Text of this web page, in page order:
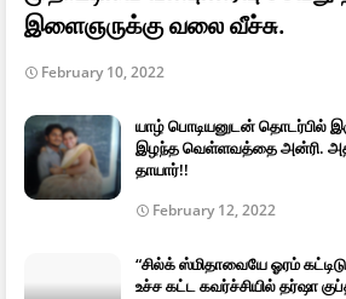
இளைஞருக்கு வலை வீச்சு.
February 10, 2022
யாழ் பொடியனுடன் தொடர்பில்
இழந்த வெள்ளவத்தை அன்ரி.
தாயார்!!
February 12, 2022
“சில்க் ஸ்மிதாவையே ஓரம்
உச்ச கட்ட கவர்ச்சியில் தர்ஷா